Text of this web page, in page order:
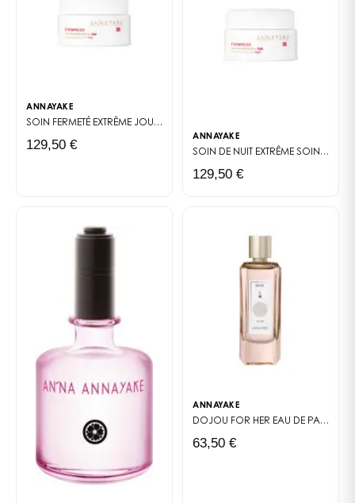
ANNAYAKE
SOIN FERMETÉ EXTRÊME JOUR
129,50 €
ANNAYAKE
SOIN DE NUIT EXTRÊME SOIN DE NUIT HAUTE TECHNOLOGIE : FERMETÉ ET ÉCLAT PENDANT LE PIC DE RÉGÉNÉRATION CELLULAIRE.
129,50 €
ANNAYAKE
DOJOU FOR HER EAU DE PARFUM FÉMININE DE LA COLLECTION GODAÏ, HOMMAGE À LA TERRE — FLORAL POUDRÉ ET BOISÉ.
63,50 €